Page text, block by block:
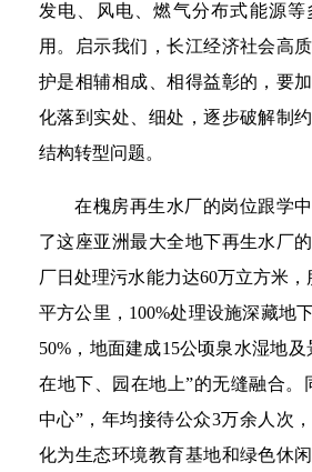
发电、风电、燃气分布式能源等
用。启示我们，长江经济社会高
护是相辅相成、相得益彰的，要
化落到实处、细处，逐步破解制
结构转型问题。
在槐房再生水厂的岗位跟学
了这座亚洲最大全地下再生水厂
厂日处理污水能力达60万立方米
平方公里，100%处理设施深藏地
50%，地面建成15公顷泉水湿地
在地下、园在地上”的无缝融合。
中心”，年均接待公众3万余人次
化为生态环境教育基地和绿色休